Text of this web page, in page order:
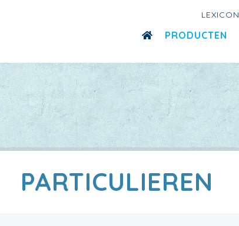
LEXICON
PRODUCTEN
PARTICULIEREN